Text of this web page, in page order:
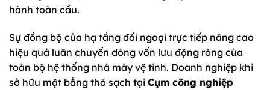
hành toàn cầu.
Sự đồng bộ của hạ tầng đối ngoại trực tiếp nâng cao
hiệu quả luân chuyển dòng vốn lưu động ròng của
toàn bộ hệ thống nhà máy vệ tinh. Doanh nghiệp khi
sở hữu mặt bằng thô sạch tại Cụm công nghiệp